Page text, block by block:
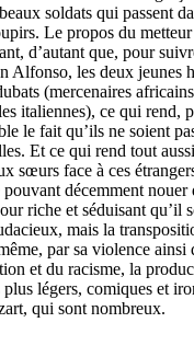
soldats qui passent
Le propos du metteur
d’autant que, pour
Alfonso, les deux jeunes
(mercenaires
italiennes), ce qui rend,
le fait qu’ils ne soient
Et ce qui rend tout
sœurs face à ces
décemment nouer
riche et séduisant qu’il
mais la
par sa violence ainsi
et du racisme, la
plus légers, comiques et
qui sont nombreux.